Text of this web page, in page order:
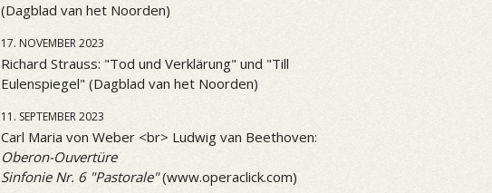
(Dagblad van het Noorden)
17. NOVEMBER 2023
Richard Strauss: "Tod und Verklärung" und "Till
Eulenspiegel" (Dagblad van het Noorden)
11. SEPTEMBER 2023
Carl Maria von Weber <br> Ludwig van Beethoven:
Oberon-Ouvertüre
Sinfonie Nr. 6 "Pastorale"(www.operaclick.com)